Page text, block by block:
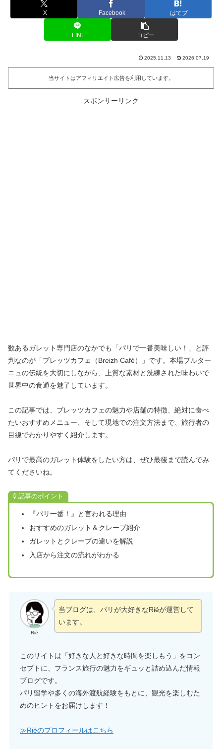
X Facebook はてブ
LINE コピー
2025.11.13 2026.07.19
当サイトはアフィリエイト広告を利用しています。
スポンサーリンク
数あるガレット専門店のなかでも「パリで一番美味しい！」と評
判なのが「ブレッツカフェ（Breizh Café）」です。本場ブルター
ニュの伝統を大切にしながら、上質な素材と洗練された味わいで
世界中の食通を魅了しています。
この記事では、ブレッツカフェの魅力や店舗の特徴、絶対に食べ
たいおすすめメニュー、そして現地での注文方法まで、旅行者の
目線でわかりやすく紹介します。
パリで最高のガレット体験をしたい方は、ぜひ最後まで読んでみ
てくださいね。
記事のポイント
『パリ一番！』と言われる理由
おすすめのガレット＆クレープ紹介
ガレットとクレープの違いを解説
入店から注文の流れがわかる
Rié
当ブログは、パリが大好きなRiéが運営して
います。
このサイトは「好きな人と好きな時間を楽しもう」をコン
セプトに、フランス旅行の魅力をギュッと詰め込んだ情報
ブログです。
パリ留学や多くの海外渡航経験をもとに、観光を楽しむた
めのヒントをお届けします！
≫Riéのプロフィールはこちら